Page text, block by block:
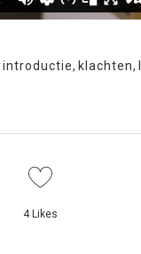
introductie, klachten,
4Likes